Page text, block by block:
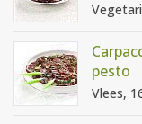
pesto
Vlees,